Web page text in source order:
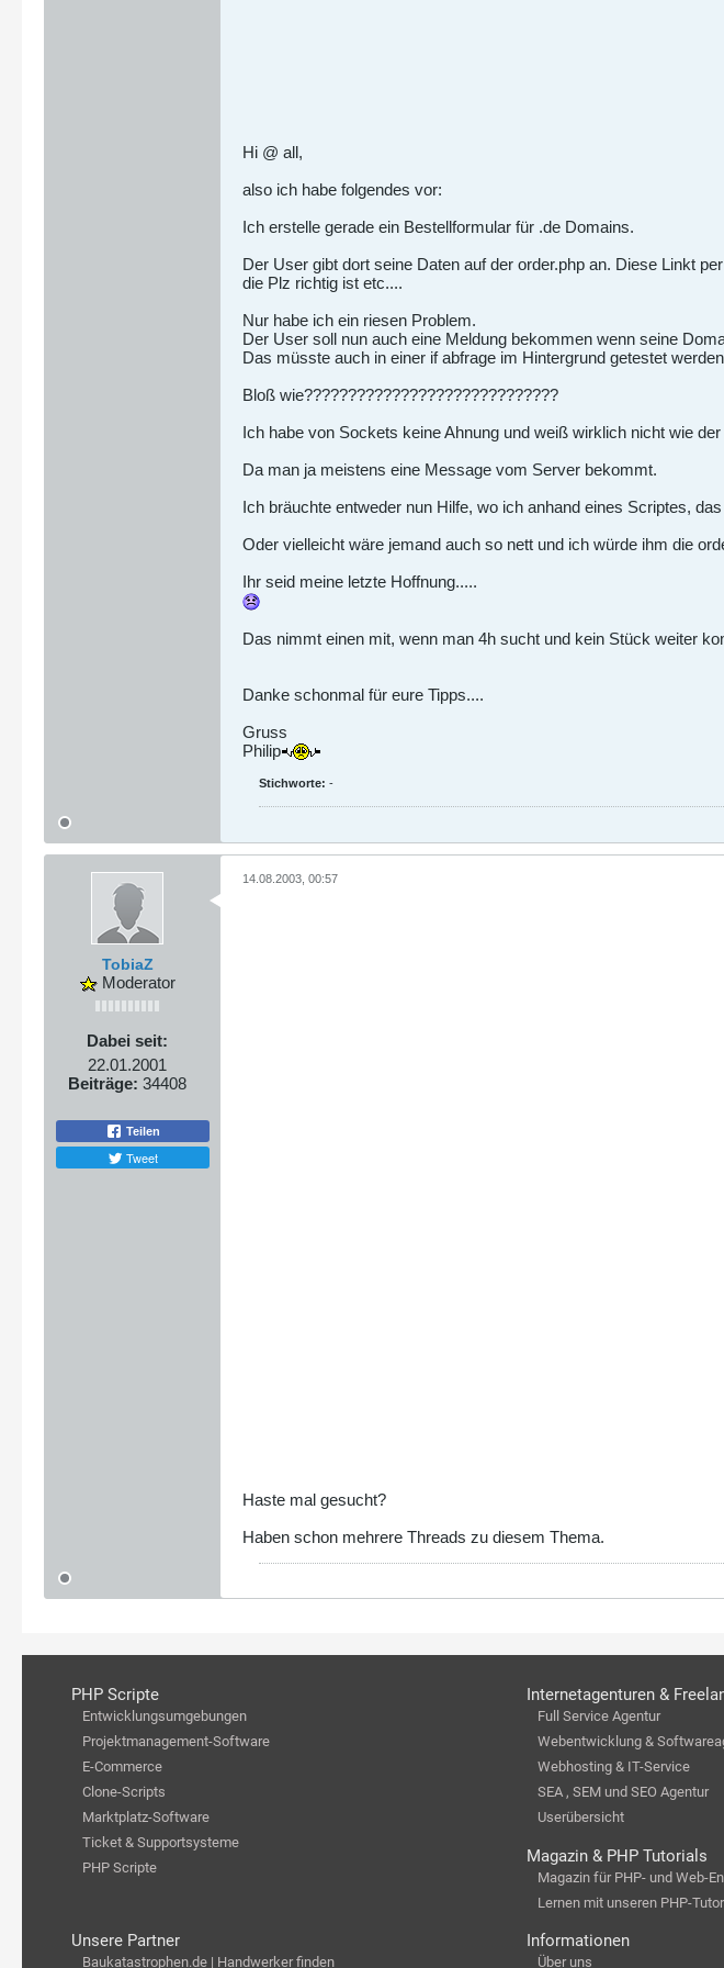
Hi @ all,
also ich habe folgendes vor:
Ich erstelle gerade ein Bestellformular für .de Domains.
Der User gibt dort seine Daten auf der order.php an. Diese Linkt
die Plz richtig ist etc....
Nur habe ich ein riesen Problem.
Der User soll nun auch eine Meldung bekommen wenn seine
Das müsste auch in einer if abfrage im Hintergrund getestet
Bloß wie?????????????????????????????
Ich habe von Sockets keine Ahnung und weiß wirklich nicht wie
Da man ja meistens eine Message vom Server bekommt.
Ich bräuchte entweder nun Hilfe, wo ich anhand eines Scriptes,
Oder vielleicht wäre jemand auch so nett und ich würde ihm die
Ihr seid meine letzte Hoffnung.....
Das nimmt einen mit, wenn man 4h sucht und kein Stück weiter
Danke schonmal für eure Tipps....
Gruss
Philip
Stichworte: -
TobiaZ
Moderator
Dabei seit:
22.01.2001
Beiträge: 34408
Teilen
Tweet
14.08.2003, 00:57
Haste mal gesucht?
Haben schon mehrere Threads zu diesem Thema.
PHP Scripte
Entwicklungsumgebungen
Projektmanagement-Software
E-Commerce
Clone-Scripts
Marktplatz-Software
Ticket & Supportsysteme
PHP Scripte
Internetagenturen &
Full Service Agentur
Webentwicklung &
Webhosting & IT-Service
SEA , SEM und SEO Agentur
Userübersicht
Magazin & PHP Tutorials
Magazin für PHP- und Web-
Lernen mit unseren PHP-
Unsere Partner
Baukatastrophen.de | Handwerker finden
Informationen
Über uns